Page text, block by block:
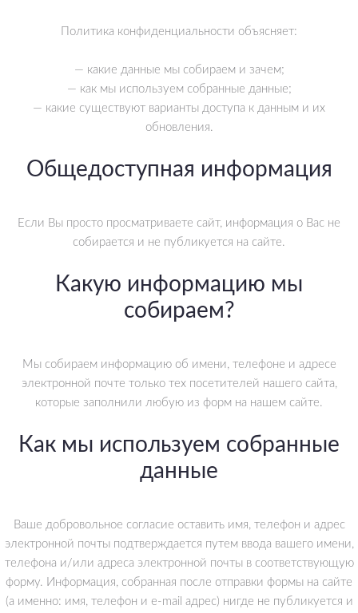
Политика конфиденциальности объясняет:
— какие данные мы собираем и зачем;
— как мы используем собранные данные;
— какие существуют варианты доступа к данным и их
обновления.
Общедоступная информация
Если Вы просто просматриваете сайт, информация о Вас не
собирается и не публикуется на сайте.
Какую информацию мы
собираем?
Мы собираем информацию об имени, телефоне и адресе
электронной почте только тех посетителей нашего сайта,
которые заполнили любую из форм на нашем сайте.
Как мы используем собранные
данные
Ваше добровольное согласие оставить имя, телефон и адрес
электронной почты подтверждается путем ввода вашего имени,
телефона и/или адреса электронной почты в соответствующую
форму. Информация, собранная после отправки формы на сайте
(а именно: имя, телефон и e-mail адрес) нигде не публикуется и